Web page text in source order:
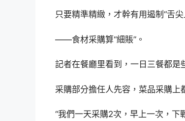
只要精準精緻，才幹有用遏制“舌尖
——食材采購算“細賬”。
記者在餐廳里看到，一日三餐都是
采購部分擔任人先容，菜品采購上
“我們一天采購2次，早上一次，